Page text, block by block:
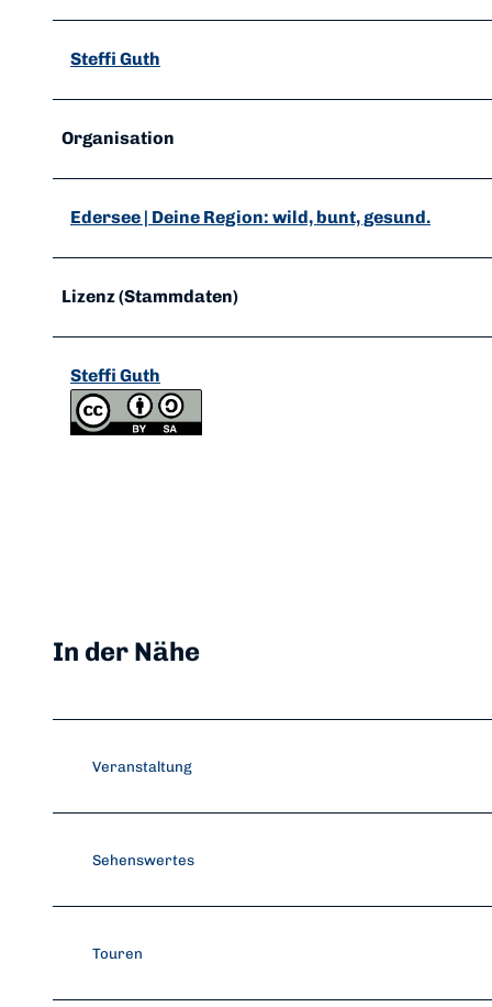
Steffi Guth
Organisation
Edersee | Deine Region: wild, bunt, gesund.
Lizenz (Stammdaten)
Steffi Guth
In der Nähe
Veranstaltung
Sehenswertes
Touren